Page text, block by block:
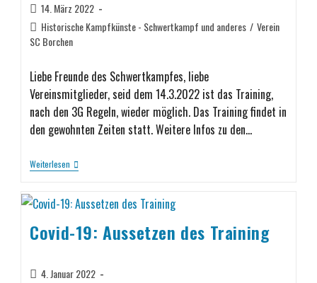
14. März 2022
Historische Kampfkünste - Schwertkampf und anderes / Verein
SC Borchen
Liebe Freunde des Schwertkampfes, liebe
Vereinsmitglieder, seid dem 14.3.2022 ist das Training,
nach den 3G Regeln, wieder möglich. Das Training findet in
den gewohnten Zeiten statt. Weitere Infos zu den…
Weiterlesen
Covid-19: Aussetzen des Training
4. Januar 2022